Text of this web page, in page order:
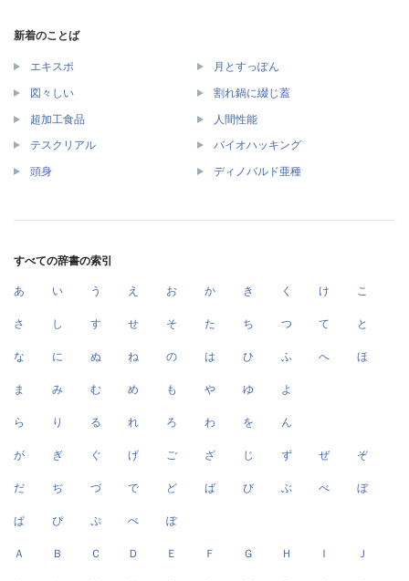
新着のことば
エキスポ 月とすっぽん
図々しい 割れ鍋に綴じ蓋
超加工食品 人間性能
テスクリアル バイオハッキング
頭身 ディノバルド亜種
すべての辞書の索引
あ い う え お か き く け こ
さ し す せ そ た ち つ て と
な に ぬ ね の は ひ ふ へ ほ
ま み む め も や ゆ よ
ら り る れ ろ わ を ん
が ぎ ぐ げ ご ざ じ ず ぜ ぞ
だ ぢ づ で ど ば び ぶ べ ぼ
ぱ ぴ ぷ ぺ ぽ
Ａ Ｂ Ｃ Ｄ Ｅ Ｆ Ｇ Ｈ Ｉ Ｊ